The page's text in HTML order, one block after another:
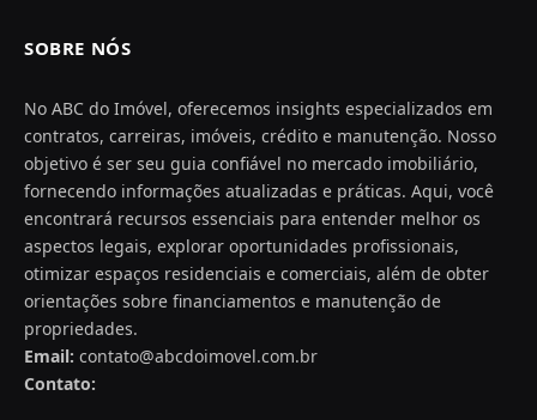
SOBRE NÓS
No ABC do Imóvel, oferecemos insights especializados em
contratos, carreiras, imóveis, crédito e manutenção. Nosso
objetivo é ser seu guia confiável no mercado imobiliário,
fornecendo informações atualizadas e práticas. Aqui, você
encontrará recursos essenciais para entender melhor os
aspectos legais, explorar oportunidades profissionais,
otimizar espaços residenciais e comerciais, além de obter
orientações sobre financiamentos e manutenção de
propriedades.
Email: contato@abcdoimovel.com.br
Contato: